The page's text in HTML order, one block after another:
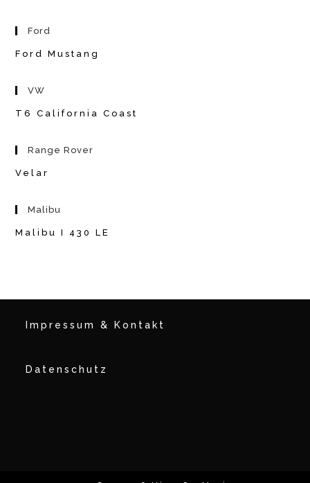
Ford
Ford Mustang
VW
T6 California Coast
Range Rover
Velar
Malibu
Malibu I 430 LE
Impressum & Kontakt
Datenschutz